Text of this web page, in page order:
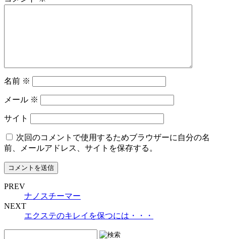
名前 ※
メール ※
サイト
次回のコメントで使用するためブラウザーに自分の名
前、メールアドレス、サイトを保存する。
PREV
ナノスチーマー
NEXT
エクステのキレイを保つには・・・